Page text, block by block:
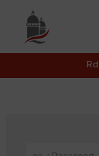
principal